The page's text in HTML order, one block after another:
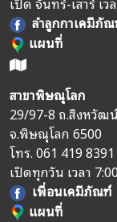
ลำลูกกาเคมีภั
แผนที่
สาขาพิษณุโลก
29/97-8 ถ.สิงหวัฒ
จ.พิษณุโลก 6500
โทร.061 419 8391
เปิดทุกวัน เวลา
เพื่อนเคมีภัณฑ์
แผนที่